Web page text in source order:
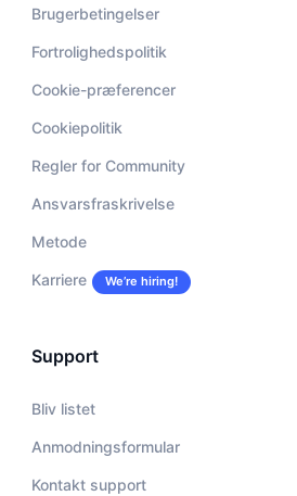
Brugerbetingelser
Fortrolighedspolitik
Cookie-præferencer
Cookiepolitik
Regler for Community
Ansvarsfraskrivelse
Metode
Karriere We’re hiring!
Support
Bliv listet
Anmodningsformular
Kontakt support